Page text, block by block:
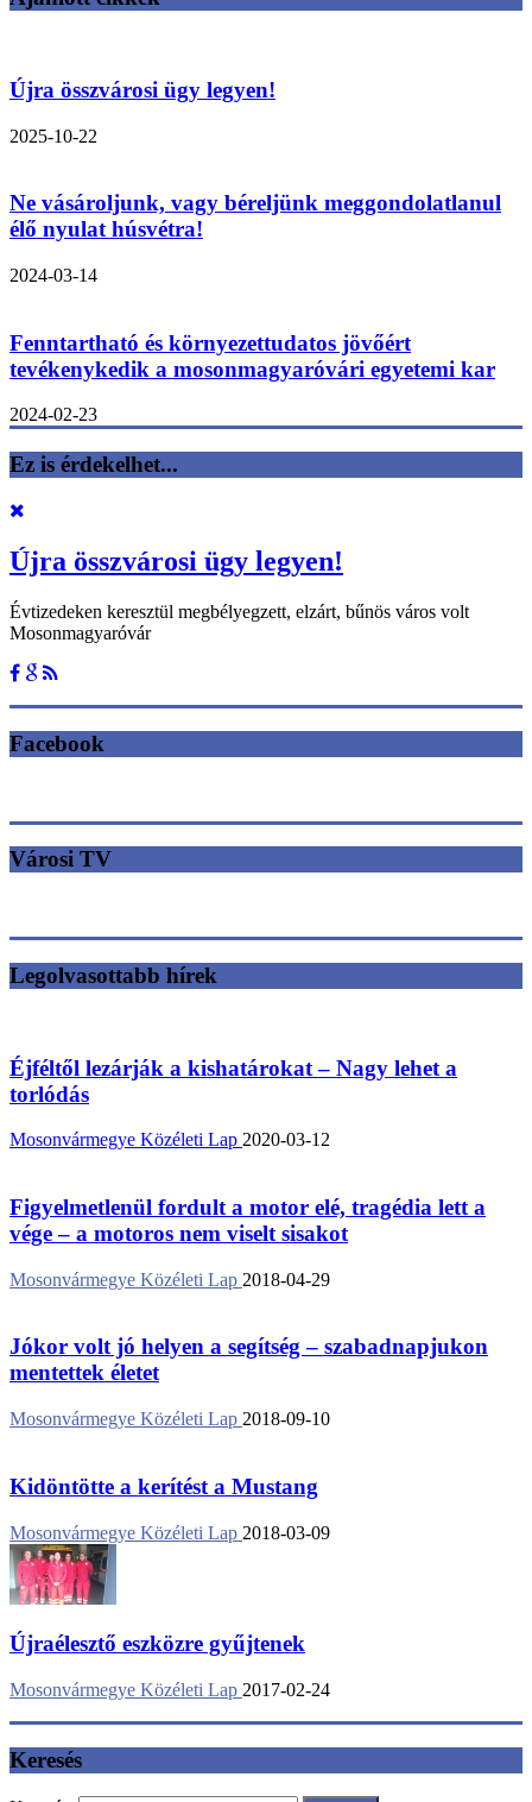
Újra összvárosi ügy legyen!
2025-10-22
Ne vásároljunk, vagy béreljünk meggondolatlanul
élő nyulat húsvétra!
2024-03-14
Fenntartható és környezettudatos jövőért
tevékenykedik a mosonmagyaróvári egyetemi kar
2024-02-23
Ez is érdekelhet...
Újra összvárosi ügy legyen!
Évtizedeken keresztül megbélyegzett, elzárt, bűnös város volt
Mosonmagyaróvár
Facebook
Városi TV
Legolvasottabb hírek
Éjféltől lezárják a kishatárokat – Nagy lehet a
torlódás
Mosonvármegye Közéleti Lap 2020-03-12
Figyelmetlenül fordult a motor elé, tragédia lett a
vége – a motoros nem viselt sisakot
Mosonvármegye Közéleti Lap 2018-04-29
Jókor volt jó helyen a segítség – szabadnapjukon
mentettek életet
Mosonvármegye Közéleti Lap 2018-09-10
Kidöntötte a kerítést a Mustang
Mosonvármegye Közéleti Lap 2018-03-09
Újraélesztő eszközre gyűjtenek
Mosonvármegye Közéleti Lap 2017-02-24
Keresés